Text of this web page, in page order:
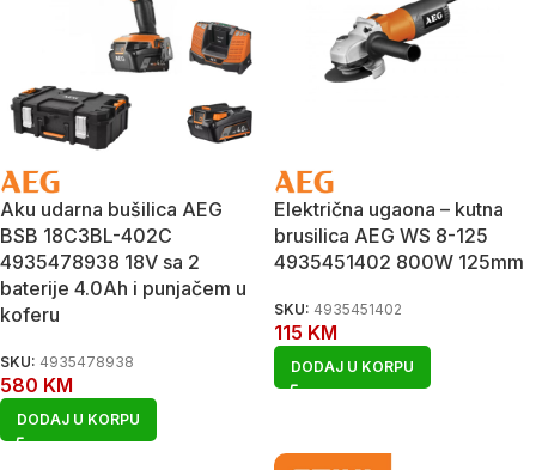
Aku udarna bušilica AEG
BSB 18C3BL-402C
4935478938 18V sa 2
baterije 4.0Ah i punjačem u
koferu
SKU: 4935478938
580 KM
DODAJ U KORPU
Električna ugaona – kutna
brusilica AEG WS 8-125
4935451402 800W 125mm
SKU: 4935451402
115 KM
DODAJ U KORPU